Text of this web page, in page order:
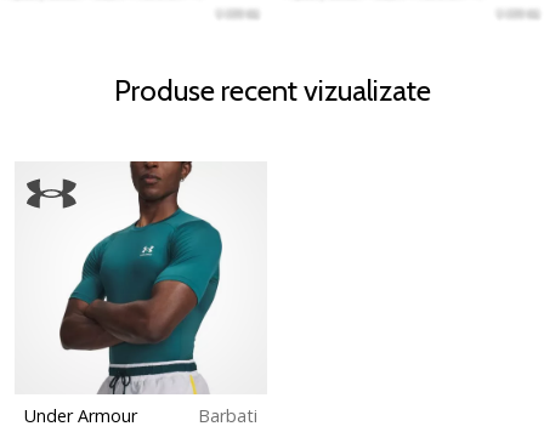
Produse recent vizualizate
Under Armour
Barbati